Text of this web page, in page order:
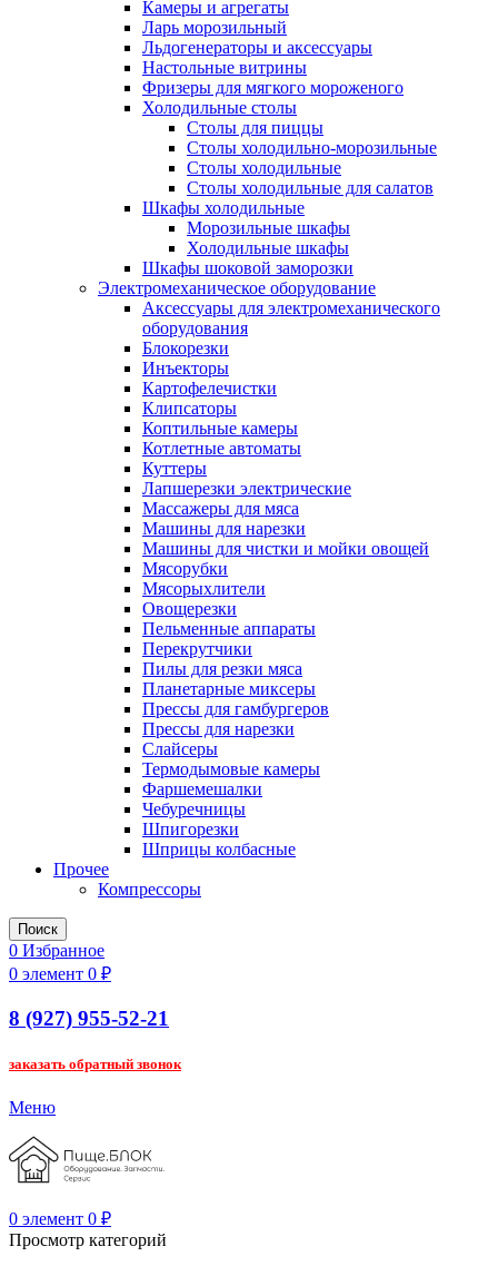
Камеры и агрегаты
Ларь морозильный
Льдогенераторы и аксессуары
Настольные витрины
Фризеры для мягкого мороженого
Холодильные столы
Столы для пиццы
Столы холодильно-морозильные
Столы холодильные
Столы холодильные для салатов
Шкафы холодильные
Mорозильные шкафы
Холодильные шкафы
Шкафы шоковой заморозки
Электромеханическое оборудование
Аксессуары для электромеханического
оборудования
Блокорезки
Инъекторы
Картофелечистки
Клипсаторы
Коптильные камеры
Котлетные автоматы
Куттеры
Лапшерезки электрические
Массажеры для мяса
Машины для нарезки
Машины для чистки и мойки овощей
Мясорубки
Мясорыхлители
Овощерезки
Пельменные аппараты
Перекрутчики
Пилы для резки мяса
Планетарные миксеры
Прессы для гамбургеров
Прессы для нарезки
Слайсеры
Термодымовые камеры
Фаршемешалки
Чебуречницы
Шпигорезки
Шприцы колбасные
Прочее
Компрессоры
Поиск
0 Избранное
0 элемент 0 ₽
8 (927) 955-52-21
заказать обратный звонок
Меню
0 элемент 0 ₽
Просмотр категорий